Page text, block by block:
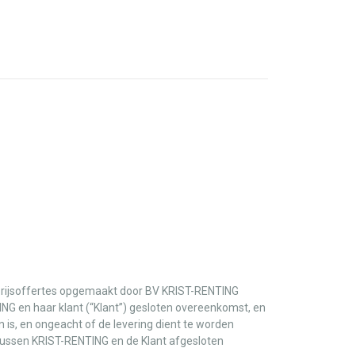
opgemaakt door BV KRIST-RENTING
en haar klant (“Klant”) gesloten overeenkomst, en
is, en ongeacht of de levering dient te worden
KRIST-RENTING en de Klant afgesloten